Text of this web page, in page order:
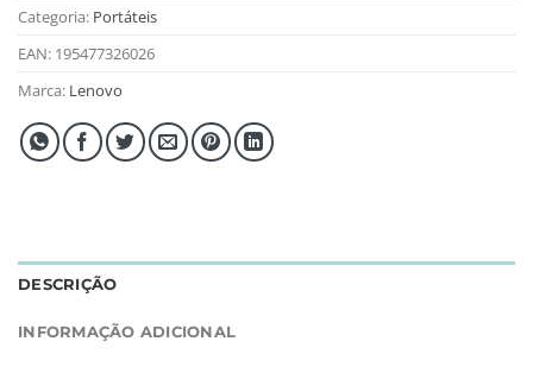
Categoria: Portáteis
EAN: 195477326026
Marca: Lenovo
DESCRIÇÃO
INFORMAÇÃO ADICIONAL